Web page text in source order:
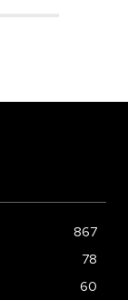
867
78
60